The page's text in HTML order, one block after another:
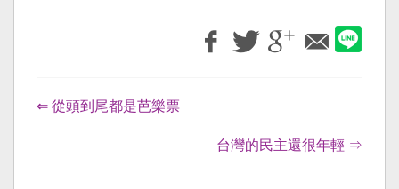
⇐ 從頭到尾都是芭樂票
台灣的民主還很年輕 ⇒